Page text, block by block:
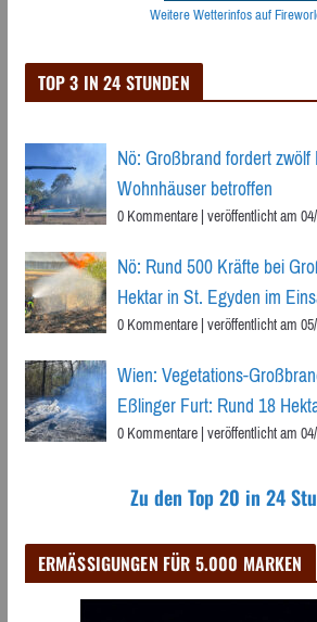
Weitere Wetterinfos auf
TOP 3 IN 24 STUNDEN
Nö: Großbrand fordert
Wohnhäuser betroffen
0 Kommentare|veröffentlicht am
Nö: Rund 500 Kräfte bei
Hektar in St. Egyden im
0 Kommentare|veröffentlicht am
Wien: Vegetations-
Eßlinger Furt: Rund 18
0 Kommentare|veröffentlicht am
Zu den Top 20 in 24
ERMÄSSIGUNGEN FÜR 5.000 MARKEN